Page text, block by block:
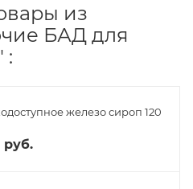
из
БАД для
:
железо сироп 120
руб.